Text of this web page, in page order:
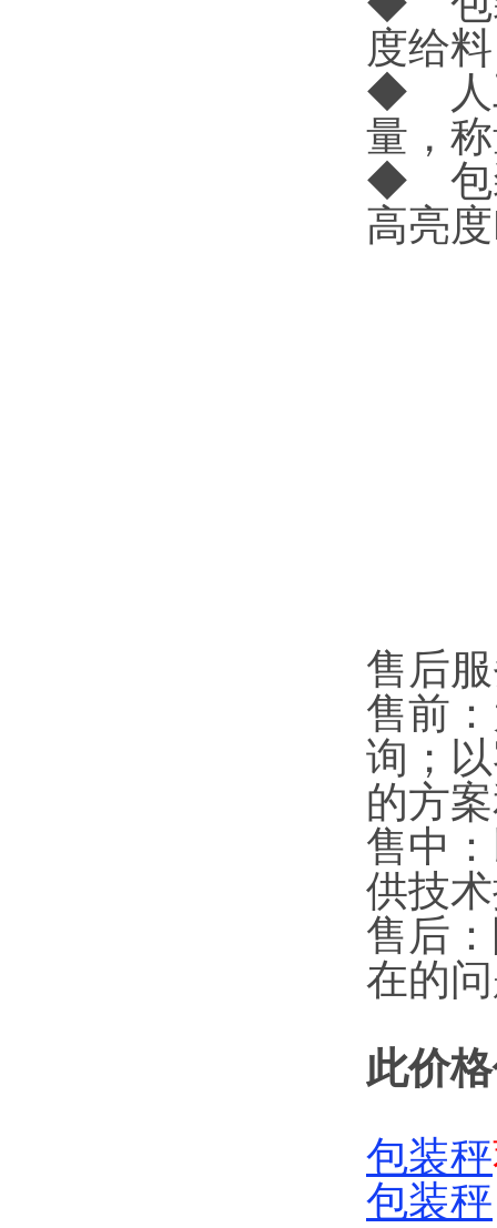
度给
◆ 人
量，
◆ 包
高亮
售后
售前
询；
的方
售中
供技
售后
在的
此价
包装秤
包装秤